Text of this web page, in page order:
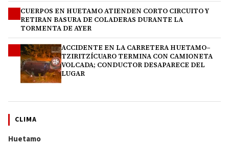
CUERPOS EN HUETAMO ATIENDEN CORTO CIRCUITO Y
RETIRAN BASURA DE COLADERAS DURANTE LA
TORMENTA DE AYER
ACCIDENTE EN LA CARRETERA HUETAMO–
TZIRITZÍCUARO TERMINA CON CAMIONETA
VOLCADA; CONDUCTOR DESAPARECE DEL
LUGAR
CLIMA
Huetamo